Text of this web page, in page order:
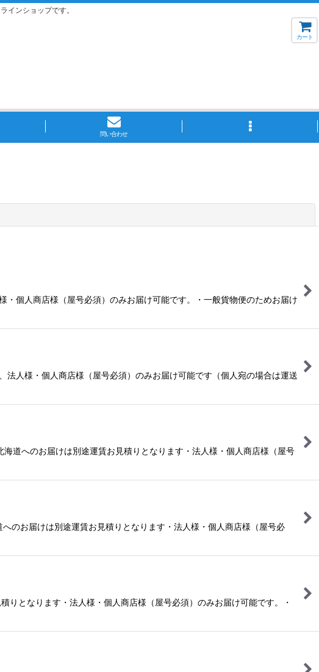
インショップです。
カート
問い合わせ
個人商店様（屋号必須）のみお届け可能です。・一般貨物便のためお届け
人様・個人商店様（屋号必須）のみお届け可能です（個人宛の場合は運送
道へのお届けは別途運賃お見積りとなります・法人様・個人商店様（屋号
お届けは別途運賃お見積りとなります・法人様・個人商店様（屋号必
となります・法人様・個人商店様（屋号必須）のみお届け可能です。・